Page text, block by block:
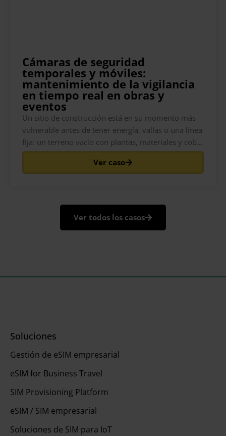
Cámaras de seguridad
temporales y móviles:
mantenimiento de la vigilancia
en tiempo real en obras y
eventos
Un sitio de construcción está en su momento más
vulnerable antes de tener energía, vallas o una línea
fija: un terreno vacío con plantas, materiales y cobre
apilados durante la noche, y nada vigilando. Lo
mismo ocurre en el campo de un festival la semana
Ver caso
Ver todos los casos
Soluciones
Gestión de eSIM empresarial
eSIM for Business Travel
SIM Provisioning Platform
eSIM / SIM empresarial
Soluciones de SIM para IoT